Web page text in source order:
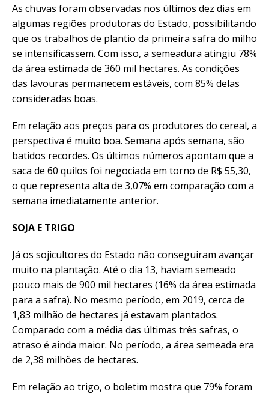
As chuvas foram observadas nos últimos dez dias em
algumas regiões produtoras do Estado, possibilitando
que os trabalhos de plantio da primeira safra do milho
se intensificassem. Com isso, a semeadura atingiu 78%
da área estimada de 360 mil hectares. As condições
das lavouras permanecem estáveis, com 85% delas
consideradas boas.
Em relação aos preços para os produtores do cereal, a
perspectiva é muito boa. Semana após semana, são
batidos recordes. Os últimos números apontam que a
saca de 60 quilos foi negociada em torno de R$ 55,30,
o que representa alta de 3,07% em comparação com a
semana imediatamente anterior.
SOJA E TRIGO
Já os sojicultores do Estado não conseguiram avançar
muito na plantação. Até o dia 13, haviam semeado
pouco mais de 900 mil hectares (16% da área estimada
para a safra). No mesmo período, em 2019, cerca de
1,83 milhão de hectares já estavam plantados.
Comparado com a média das últimas três safras, o
atraso é ainda maior. No período, a área semeada era
de 2,38 milhões de hectares.
Em relação ao trigo, o boletim mostra que 79% foram